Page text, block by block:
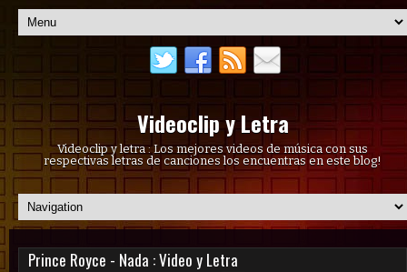
Videoclip y Letra
Videoclip y letra : Los mejores videos de música con sus
respectivas letras de canciones los encuentras en este blog!
Prince Royce - Nada : Video y Letra